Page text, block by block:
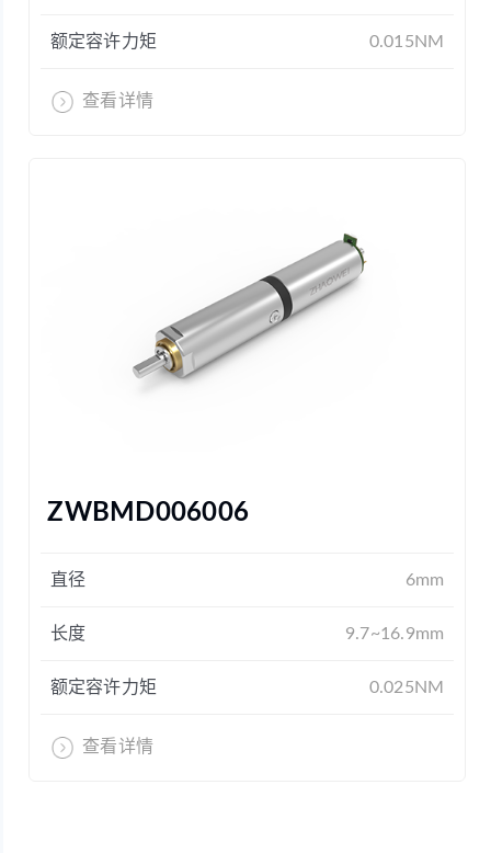
额定容许力矩 0.015NM
查看详情
ZWBMD006006
直径 6mm
长度 9.7~16.9mm
额定容许力矩 0.025NM
查看详情